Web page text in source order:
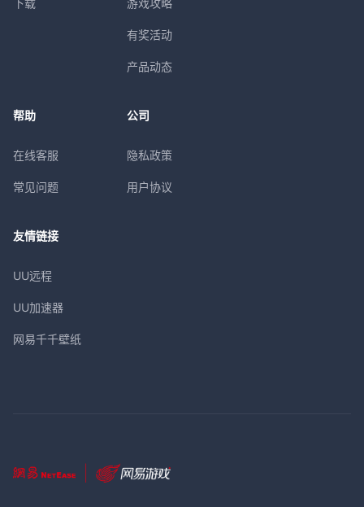
有奖活动
产品动态
帮助
在线客服
常见问题
公司
隐私政策
用户协议
友情链接
UU远程
UU加速器
网易千千壁纸